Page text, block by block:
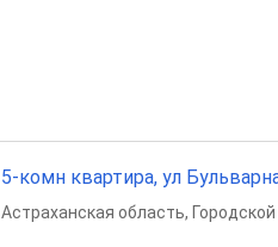
5-комн квартира, ул
Астраханская область,